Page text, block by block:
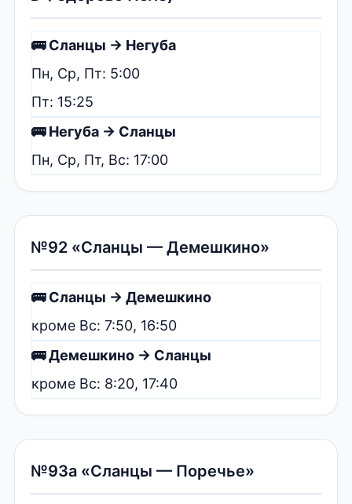
🚌 Сланцы → Негуба
Пн, Ср, Пт: 5:00
Пт: 15:25
🚌 Негуба → Сланцы
Пн, Ср, Пт, Вс: 17:00
№92 «Сланцы — Демешкино»
🚌 Сланцы → Демешкино
кроме Вс: 7:50, 16:50
🚌 Демешкино → Сланцы
кроме Вс: 8:20, 17:40
№93а «Сланцы — Поречье»